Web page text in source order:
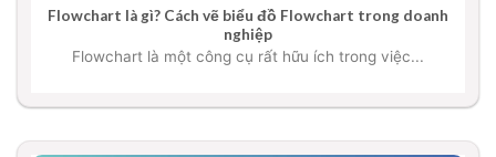
Flowchart là gì? Cách vẽ biểu đồ Flowchart trong doanh
nghiệp
Flowchart là một công cụ rất hữu ích trong việc...